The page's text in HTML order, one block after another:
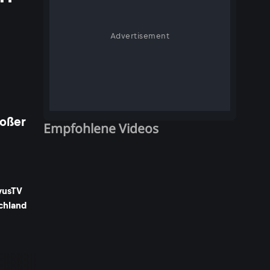
Advertisement
Empfohlene Videos